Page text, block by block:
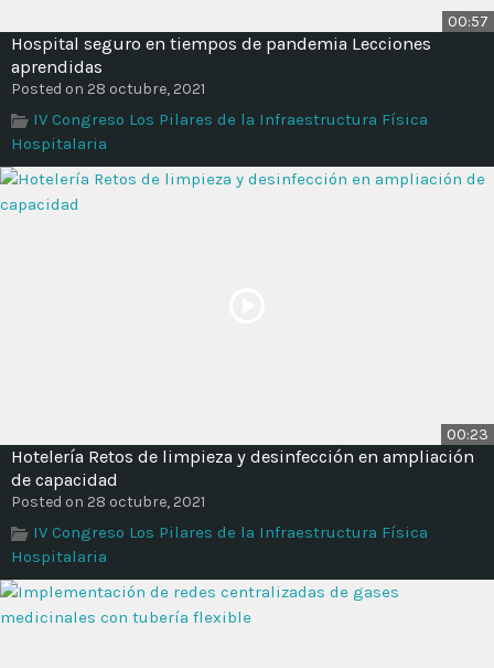
00:57
Hospital seguro en tiempos de pandemia Lecciones
aprendidas
Posted on 28 octubre, 2021
IV Congreso Los Pilares de la Infraestructura Física
Hospitalaria
00:23
Hotelería Retos de limpieza y desinfección en ampliación
de capacidad
Posted on 28 octubre, 2021
IV Congreso Los Pilares de la Infraestructura Física
Hospitalaria